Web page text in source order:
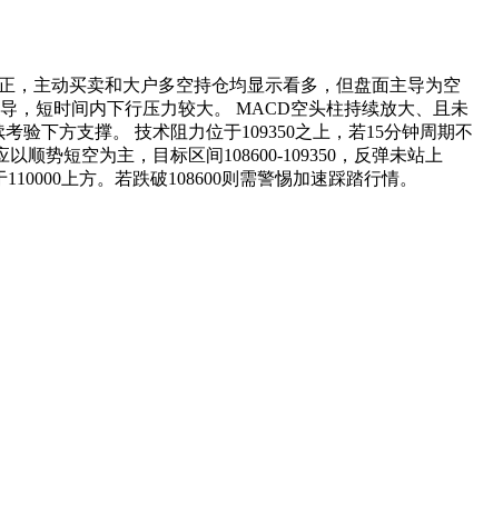
，主动买卖和大户多空持仓均显示看多，但盘面主导为空
，短时间内下行压力较大。 MACD空头柱持续放大、且未
验下方支撑。 技术阻力位于109350之上，若15分钟周期不
顺势短空为主，目标区间108600-109350，反弹未站上
上方。若跌破108600则需警惕加速踩踏行情。